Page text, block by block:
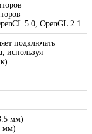
5.0, OpenGL 2.1
подключать
используя
мм)
мм)